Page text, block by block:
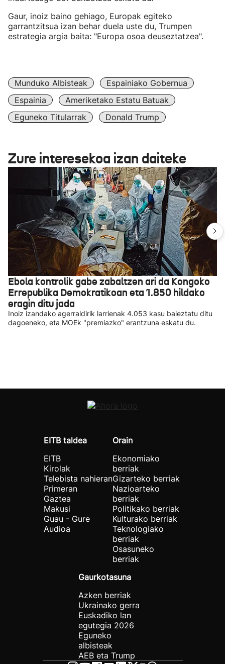
Gaur, inoiz baino gehiago, Europak egiteko
garrantzitsua izan behar duela uste du, Trumpen
estrategia argia baita: "Europa osoa deuseztatzea".
Munduko Albisteak
Espainiako Gobernua
Espainia
Ameriketako Estatu Batuak
Eguneko Titularrak
Donald Trump
Zure interesekoa izan daiteke
Ebola kontrolik gabe zabaltzen ari da Kongoko
Errepublika Demokratikoan eta 1.850 hildako
eragin ditu jada
Inoiz izandako agerraldirik larrienak 4.053 kasu baieztatu ditu
dagoeneko, eta MOEk "premiazko" erantzuna eskatu du.
EITB taldea
EITB
Kirolak
Telebista nahieran
Primeran
Gaztea
Makusi
Guau - Gure
Audioa
Orain
Ekonomiako
berriak
Gizarteko berriak
Nazioarteko
berriak
Politikako berriak
Kulturako berriak
Teknologiako
berriak
Osasuneko
berriak
Gaurkotasuna
Azken berriak
Ukrainako gerra
Euskadiko lan
egutegia 2026
Eguneko
albisteak
AEB eta Trump